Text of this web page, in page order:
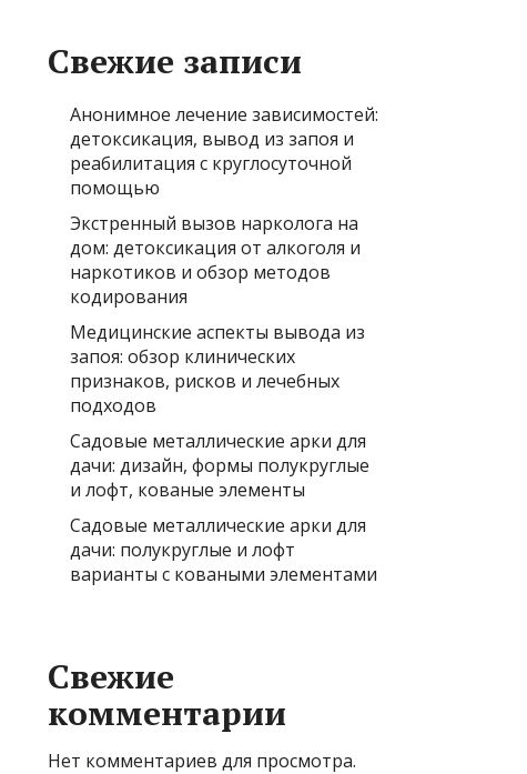
Свежие записи
Анонимное лечение зависимостей:
детоксикация, вывод из запоя и
реабилитация с круглосуточной
помощью
Экстренный вызов нарколога на
дом: детоксикация от алкоголя и
наркотиков и обзор методов
кодирования
Медицинские аспекты вывода из
запоя: обзор клинических
признаков, рисков и лечебных
подходов
Садовые металлические арки для
дачи: дизайн, формы полукруглые
и лофт, кованые элементы
Садовые металлические арки для
дачи: полукруглые и лофт
варианты с коваными элементами
Свежие
комментарии
Нет комментариев для просмотра.